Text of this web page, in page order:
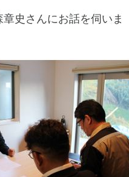
史さんにお話を伺いま